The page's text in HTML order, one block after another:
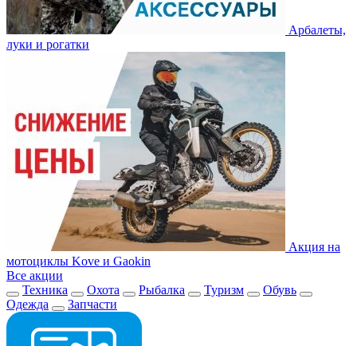
Арбалеты,
луки и рогатки
Акция на
мотоциклы Kove и Gaokin
Все акции
Техника
Охота Рыбалка Туризм
Обувь
Одежда
Запчасти